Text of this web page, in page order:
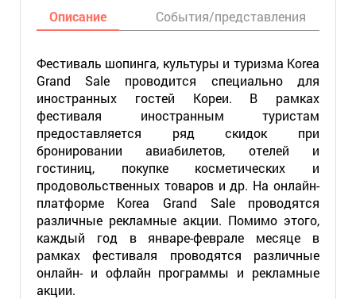
Описание События/представления
Фестиваль шопинга, культуры и туризма Korea
Grand Sale проводится специально для
иностранных гостей Кореи. В рамках
фестиваля иностранным туристам
предоставляется ряд скидок при
бронировании авиабилетов, отелей и
гостиниц, покупке косметических и
продовольственных товаров и др. На онлайн-
платформе Korea Grand Sale проводятся
различные рекламные акции. Помимо этого,
каждый год в январе-феврале месяце в
рамках фестиваля проводятся различные
онлайн- и офлайн программы и рекламные
акции.